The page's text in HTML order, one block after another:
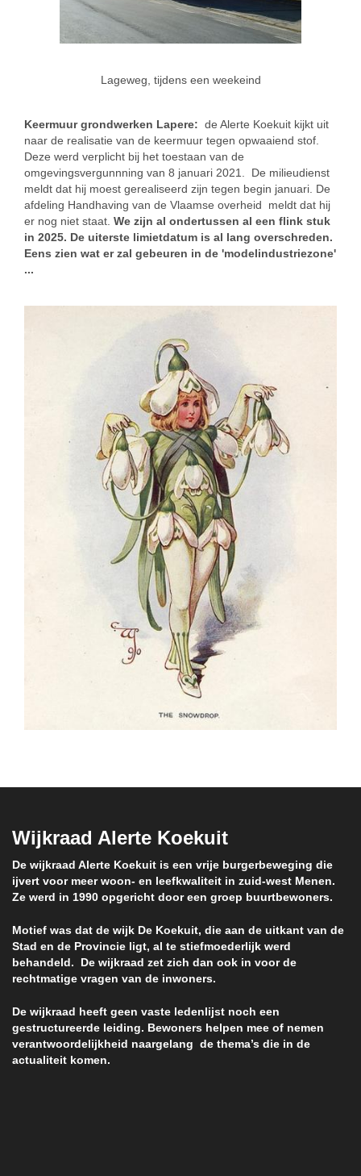
Lageweg, tijdens een weekeind
Keermuur grondwerken Lapere: de Alerte Koekuit kijkt uit
naar de realisatie van de keermuur tegen opwaaiend stof.
Deze werd verplicht bij het toestaan van de
omgevingsvergunnning van 8 januari 2021. De milieudienst
meldt dat hij moest gerealiseerd zijn tegen begin januari. De
afdeling Handhaving van de Vlaamse overheid meldt dat hij
er nog niet staat. We zijn al ondertussen al een flink stuk
in 2025. De uiterste limietdatum is al lang overschreden.
Eens zien wat er zal gebeuren in de 'modelindustriezone'
...
Wijkraad Alerte Koekuit
De wijkraad Alerte Koekuit is een vrije burgerbeweging die
ijvert voor meer woon- en leefkwaliteit in zuid-west Menen.
Ze werd in 1990 opgericht door een groep buurtbewoners.
Motief was dat de wijk De Koekuit, die aan de uitkant van de
Stad en de Provincie ligt, al te stiefmoederlijk werd
behandeld. De wijkraad zet zich dan ook in voor de
rechtmatige vragen van de inwoners.
De wijkraad heeft geen vaste ledenlijst noch een
gestructureerde leiding. Bewoners helpen mee of nemen
verantwoordelijkheid naargelang de thema’s die in de
actualiteit komen.